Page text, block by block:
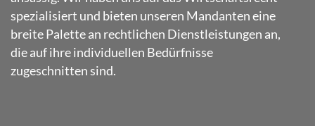
spezialisiert und bieten unseren Mandanten eine
breite Palette an rechtlichen Dienstleistungen an,
die auf ihre individuellen Bedürfnisse
zugeschnitten sind.